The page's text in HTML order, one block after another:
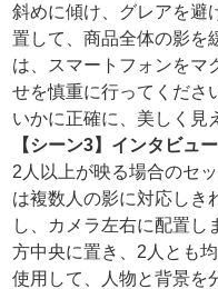
斜めに傾け、グレアを避
置して、商品全体の影を
は、スマートフォンをマ
せを慎重に行ってくださ
いかに正確に、美しく見
【シーン3】インタビュ
2人以上が映る場合のセ
は複数人の影に対応しき
し、カメラ左右に配置し
方中央に置き、2人とも
使用して、人物と背景を